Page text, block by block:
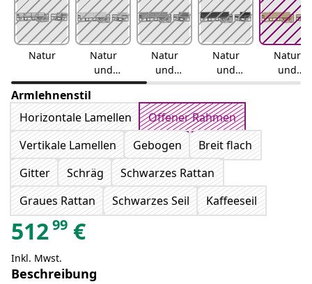
Natur
Natur
und
Creme
Natur
und
Hellgrau
Natur
und
Anthrazit
Natur
und
Beige
Armlehnenstil
Horizontale Lamellen
Offener Rahmen
Vertikale Lamellen
Gebogen
Breit flach
Gitter
Schräg
Schwarzes Rattan
Graues Rattan
Schwarzes Seil Kaffeeseil
51299 €
Inkl. Mwst.
Beschreibung